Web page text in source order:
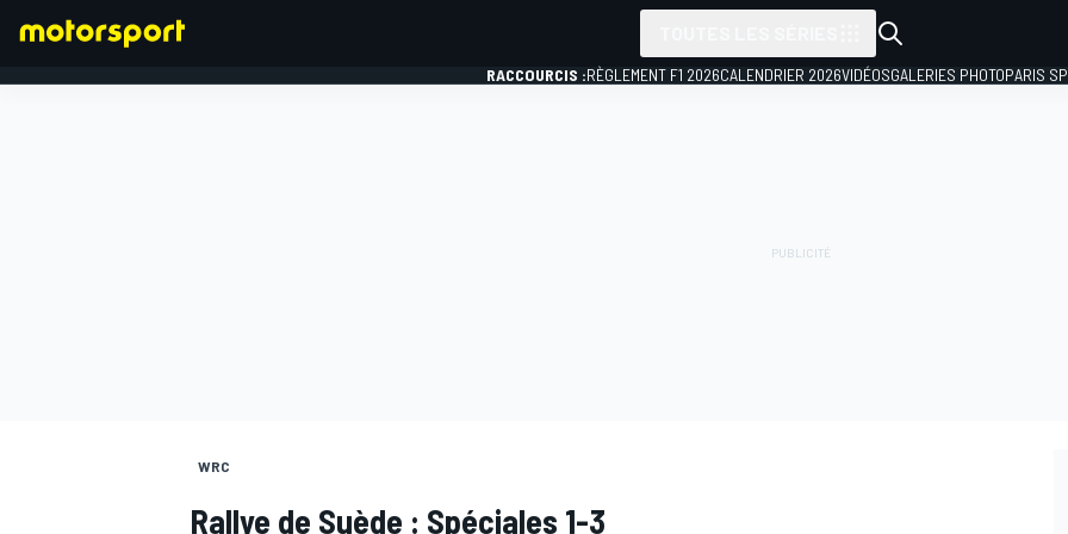
RACCOURCIS :RÈGLEMENT F1 2026CALENDRIER 2026VIDÉOSGALERIES PHOTOPARIS
WRC
Rallye de Suède : Spéciales 1-3